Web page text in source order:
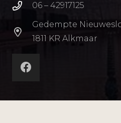
06 – 42917125
Gedempte
1811 KR Alkmaar